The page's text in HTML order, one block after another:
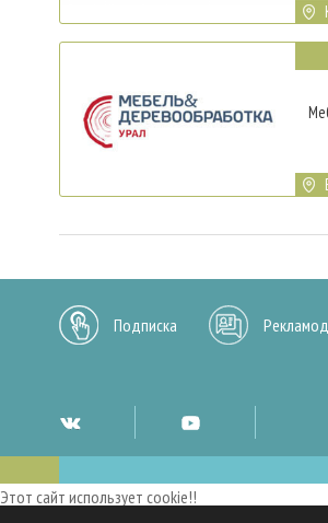
Подписка
Этот сайт использует cookie!!